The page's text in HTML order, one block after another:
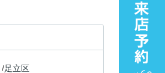
/足立区